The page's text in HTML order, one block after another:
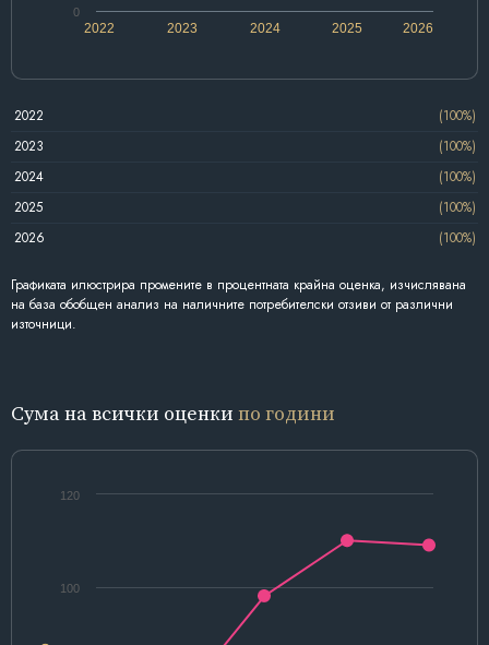
2022 2024 2026
2023 2025
0
2022
(100%)
2023
(100%)
2024
(100%)
2025
(100%)
2026
(100%)
Графиката илюстрира промените в процентната крайна оценка, изчислявана
на база обобщен анализ на наличните потребителски отзиви от различни
източници.
Сума на всички оценки по години
100
120